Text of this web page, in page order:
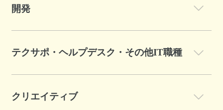
開発
テクサポ・ヘルプデスク・その他IT職種
クリエイティブ